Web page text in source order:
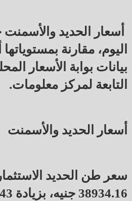
أسعار الحديد والأسمنت
اليوم، مقارنة
بيانات بوابة الأسعار
التابعة لمركز معلومات.
أسعار الحديد والأسمنت
سعر طن الحديد
38934.16 جنيه، بزيادة 403.43 جنيه.